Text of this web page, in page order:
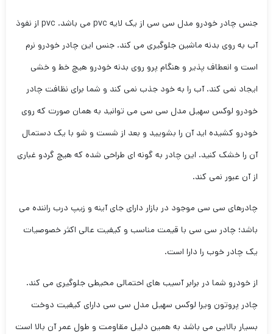
جنس چادر خودرو مدل سی سی از یک لایه pvc می باشد. pvc از نفوذ
آب به روی بدنه ماشین جلوگیری می کند. جنس این چادر خودرو نرم
است و انعطاف پذیر و هنگام پرو روی بدنه خودرو هیچ خط و خشی
ایجاد نمی کند. آب را به خود جذب نمی کند و شما برای نظافت چادر
خودرو لوکس سهیل مدل سی سی می توانید به همان صورت که روی
خودرو کشیده اید آن را بشویید و بعد از شست و شو با یک دستمال
آن را خشک کنید. این چادر به گونه ای طراحی شده که هیچ گردو غباری
از آن عبور نمی کند.
چادرهای سی سی موجود در بازار دارای جای آینه و زیپ درب راننده می
باشد؛ چادر سی سی با قیمت مناسب و کیفیت عالی اکثر خصوصیات
یک چادر خوب را دارا است.
از خودرو شما در برابر آسیب های احتمالی محیطی جلوگیری می کند.
چادر پروتون ویرا لوکس سهیل مدل سی سی دارای کیفیت دوخت
بسیار بالایی می باشد به همین دلیل مقاومت و طول عمر آن بالا است